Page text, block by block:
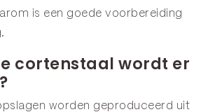
is een goede voorbereiding
cortenstaal wordt er
worden geproduceerd uit